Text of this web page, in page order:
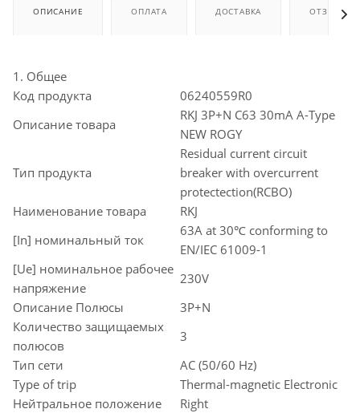
ОПИСАНИЕ ОПЛАТА ДОСТАВКА ОТЗЫВЫ
1. Общее
Код продукта
06240559R0
Описание товара
RKJ 3P+N C63 30mA A-Type
NEW ROGY
Тип продукта
Residual current circuit
breaker with overcurrent
protectection(RCBO)
Наименование товара
RKJ
[In] номинальный ток
63A at 30℃ conforming to
EN/IEC 61009-1
[Ue] номинальное рабочее
напряжение
230V
Описание Полюсы
3P+N
Количество защищаемых
полюсов
3
Тип сети
AC (50/60 Hz)
Type of trip
Thermal-magnetic Electronic
Нейтральное положение
Right